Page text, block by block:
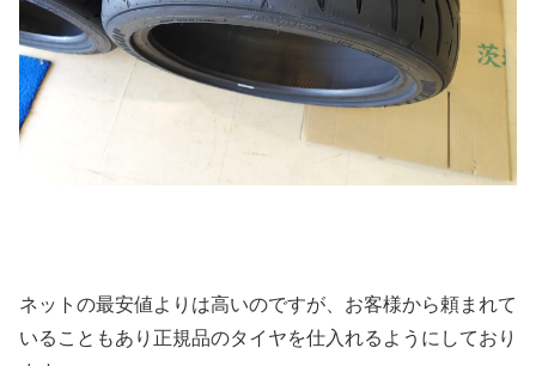
ネットの最安値よりは高いのですが、お客様から頼まれて
いることもあり正規品のタイヤを仕入れるようにしており